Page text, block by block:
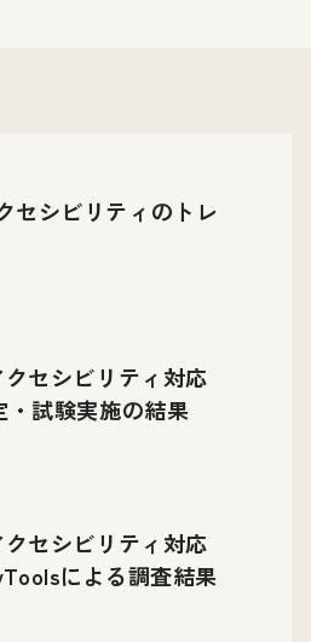
セシビリティのトレ
セシビリティ対応
試験実施の結果
セシビリティ対応
による調査結果